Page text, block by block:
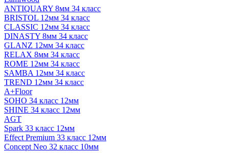
ANTIQUARY 8мм 34 класс
BRISTOL 12мм 34 класс
CLASSIC 12мм 34 класс
DINASTY 8мм 34 класс
GLANZ 12мм 34 класс
RELAX 8мм 34 класс
ROME 12мм 34 класс
SAMBA 12мм 34 класс
TREND 12мм 34 класс
A+Floor
SOHO 34 класс 12мм
SHINE 34 класс 12мм
AGT
Spark 33 класс 12мм
Effect Premium 33 класс 12мм
Concept Neo 32 класс 10мм